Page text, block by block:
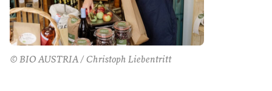
© BIO AUSTRIA / Christoph Liebentritt